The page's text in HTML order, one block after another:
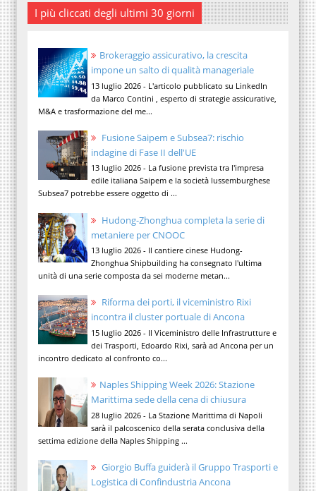
I più cliccati degli ultimi 30 giorni
Brokeraggio assicurativo, la crescita
impone un salto di qualità manageriale
13 luglio 2026 - L'articolo pubblicato su LinkedIn
da Marco Contini , esperto di strategie assicurative,
M&A e trasformazione del me...
Fusione Saipem e Subsea7: rischio
indagine di Fase II dell'UE
13 luglio 2026 - La fusione prevista tra l'impresa
edile italiana Saipem e la società lussemburghese
Subsea7 potrebbe essere oggetto di ...
Hudong-Zhonghua completa la serie di
metaniere per CNOOC
13 luglio 2026 - Il cantiere cinese Hudong-
Zhonghua Shipbuilding ha consegnato l'ultima
unità di una serie composta da sei moderne metan...
Riforma dei porti, il viceministro Rixi
incontra il cluster portuale di Ancona
15 luglio 2026 - Il Viceministro delle Infrastrutture e
dei Trasporti, Edoardo Rixi, sarà ad Ancona per un
incontro dedicato al confronto co...
Naples Shipping Week 2026: Stazione
Marittima sede della cena di chiusura
28 luglio 2026 - La Stazione Marittima di Napoli
sarà il palcoscenico della serata conclusiva della
settima edizione della Naples Shipping ...
Giorgio Buffa guiderà il Gruppo Trasporti e
Logistica di Confindustria Ancona